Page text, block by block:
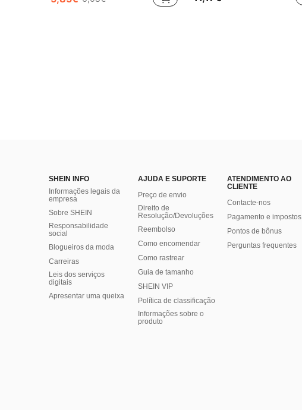
SHEIN INFO
Informações legais da
empresa
Sobre SHEIN
Responsabilidade
social
Blogueiros da moda
Carreiras
Leis dos serviços
digitais
Apresentar uma queixa
AJUDA E SUPORTE
Preço de envio
Direito de
Resolução/Devoluções
Reembolso
Como encomendar
Como rastrear
Guia de tamanho
SHEIN VIP
Política de classificação
​Informações sobre o
produto
ATENDIMENTO AO
CLIENTE
Contacte-nos
Pagamento e impostos
Pontos de bônus
Perguntas frequentes